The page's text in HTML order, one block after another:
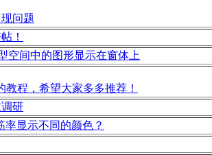
问题
！
空间中的图形显示在窗体上
程，希望大家多多推荐！
研
率显示不同的颜色？